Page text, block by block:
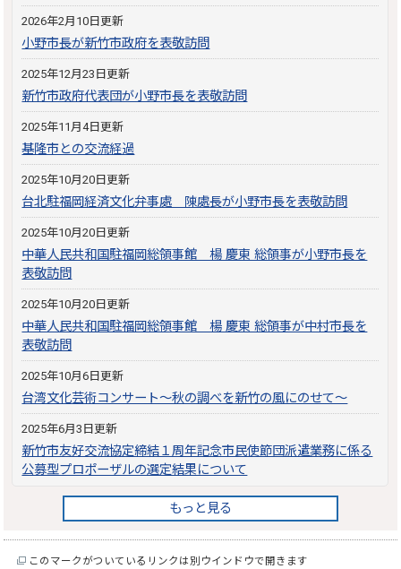
2026年2月10日更新
小野市長が新竹市政府を表敬訪問
2025年12月23日更新
新竹市政府代表団が小野市長を表敬訪問
2025年11月4日更新
基隆市との交流経過
2025年10月20日更新
台北駐福岡経済文化弁事處 陳處長が小野市長を表敬訪問
2025年10月20日更新
中華人民共和国駐福岡総領事館 楊 慶東 総領事が小野市長を
表敬訪問
2025年10月20日更新
中華人民共和国駐福岡総領事館 楊 慶東 総領事が中村市長を
表敬訪問
2025年10月6日更新
台湾文化芸術コンサート～秋の調べを新竹の風にのせて～
2025年6月3日更新
新竹市友好交流協定締結１周年記念市民使節団派遣業務に係る
公募型プロポーザルの選定結果について
もっと見る
このマークがついているリンクは別ウインドウで開きます